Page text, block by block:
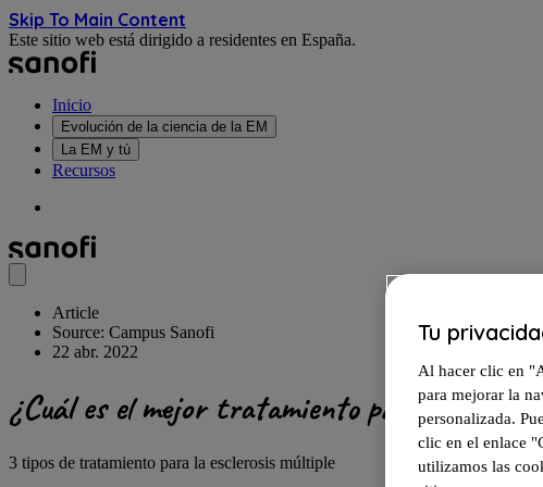
Skip To Main Content
Este sitio web está dirigido a residentes en España.
Inicio
Evolución de la ciencia de la EM
La EM y tú
Recursos
Article
Source: Campus Sanofi
22 abr. 2022
¿Cuál es el mejor tratamiento para la
3 tipos de tratamiento para la esclerosis múltiple
Tu
Al hacer clic en
para mejorar la
personalizada.
clic en el enlace
utilizamos las